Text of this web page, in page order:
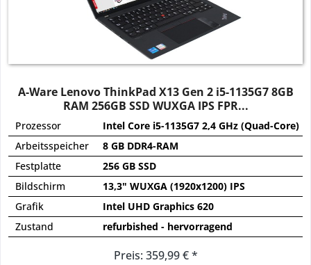
A-Ware Lenovo ThinkPad X13 Gen 2 i5-1135G7 8GB
RAM 256GB SSD WUXGA IPS FPR...
Prozessor
Intel Core i5-1135G7 2,4 GHz (Quad-Core)
Arbeitsspeicher
8 GB DDR4-RAM
Festplatte
256 GB SSD
Bildschirm
13,3" WUXGA (1920x1200) IPS
Grafik
Intel UHD Graphics 620
Zustand
refurbished - hervorragend
Preis: 359,99 € *